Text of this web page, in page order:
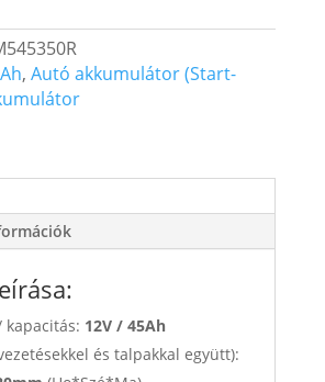
, Autó akkumulátor (Start-
kapacitás: 12V / 45Ah
és talpakkal együtt):